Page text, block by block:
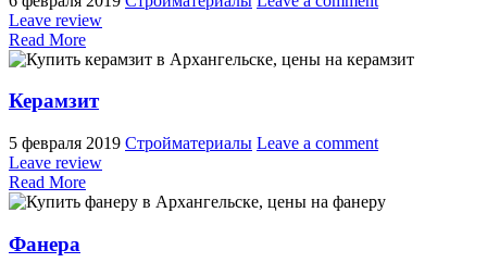
Leave review
Read More
Керамзит
5 февраля 2019 Стройматериалы Leave a comment
Leave review
Read More
Фанера